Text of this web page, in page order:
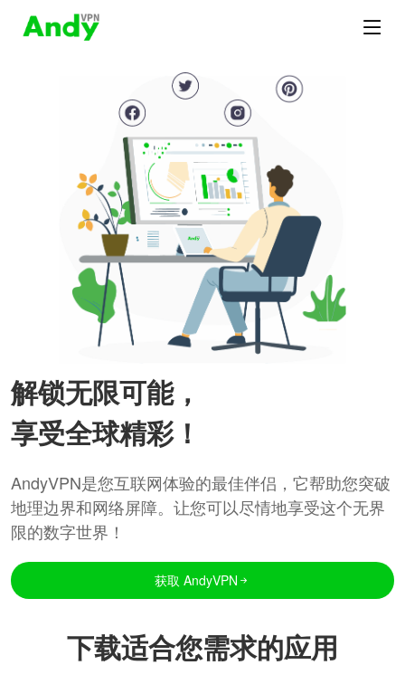
解锁无限可能，
享受全球精彩！
AndyVPN是您互联网体验的最佳伴侣，它帮助您突破
地理边界和网络屏障。让您可以尽情地享受这个无界
限的数字世界！
获取 AndyVPN
下载适合您需求的应用